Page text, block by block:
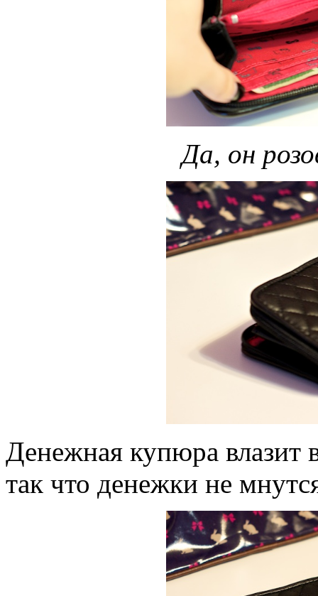
Да, он
Денежная купюра влазит
так что денежки не